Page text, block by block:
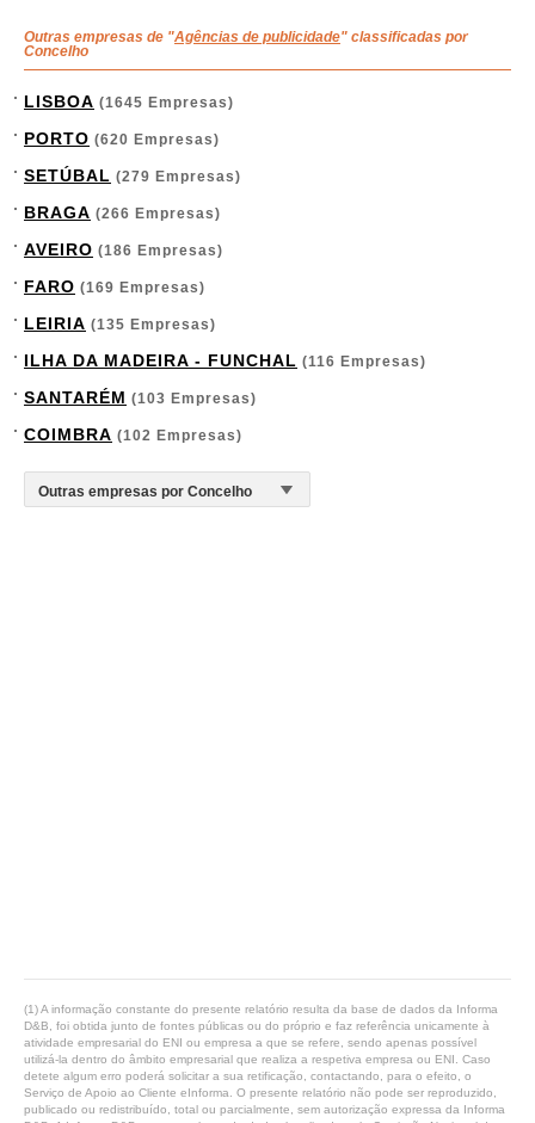
Outras empresas de "Agências de publicidade" classificadas por
Concelho
LISBOA (1645 Empresas)
PORTO (620 Empresas)
SETÚBAL (279 Empresas)
BRAGA (266 Empresas)
AVEIRO (186 Empresas)
FARO (169 Empresas)
LEIRIA (135 Empresas)
ILHA DA MADEIRA - FUNCHAL (116 Empresas)
SANTARÉM (103 Empresas)
COIMBRA (102 Empresas)
(1) A informação constante do presente relatório resulta da base de dados da Informa
D&B, foi obtida junto de fontes públicas ou do próprio e faz referência unicamente à
atividade empresarial do ENI ou empresa a que se refere, sendo apenas possível
utilizá-la dentro do âmbito empresarial que realiza a respetiva empresa ou ENI. Caso
detete algum erro poderá solicitar a sua retificação, contactando, para o efeito, o
Serviço de Apoio ao Cliente eInforma. O presente relatório não pode ser reproduzido,
publicado ou redistribuído, total ou parcialmente, sem autorização expressa da Informa